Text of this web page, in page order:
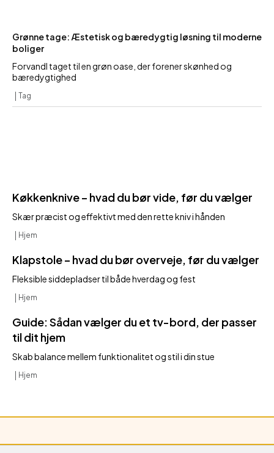
Grønne tage: Æstetisk og bæredygtig løsning til moderne
boliger
Forvandl taget til en grøn oase, der forener skønhed og
bæredygtighed
Tag
Køkkenknive – hvad du bør vide, før du vælger
Skær præcist og effektivt med den rette kniv i hånden
Hjem
Klapstole – hvad du bør overveje, før du vælger
Fleksible siddepladser til både hverdag og fest
Hjem
Guide: Sådan vælger du et tv-bord, der passer
til dit hjem
Skab balance mellem funktionalitet og stil i din stue
Hjem